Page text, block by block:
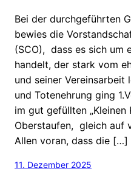
Bei der durchgeführten
bewies die
(SCO), dass es sich um
handelt, der stark vom
und seiner Vereinsarbeit
und Totenehrung ging
im gut gefüllten „Kleinen
Oberstaufen, gleich auf
Allen voran, dass die […]
11. Dezember 2025